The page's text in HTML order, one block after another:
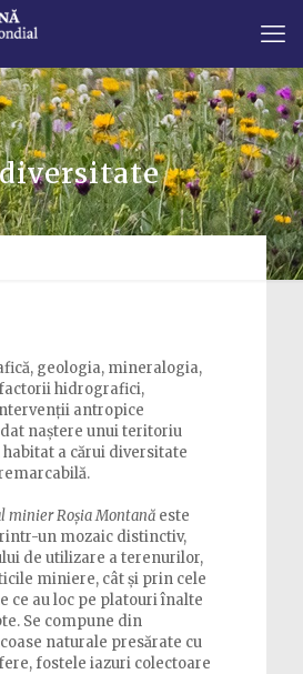
geologia, mineralogia,
hidrografici,
antropice
naștere unui teritoriu
habitat a cărui diversitate
minier Roșia Montană este
un mozaic distinctiv,
de utilizare a terenurilor,
miniere, cât și prin cele
ce au loc pe platouri înalte
Se compune din
naturale presărate cu
fostele iazuri colectoare